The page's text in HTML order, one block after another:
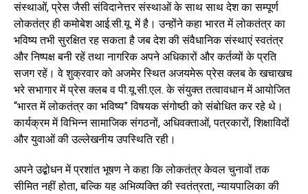
संस्थाओं, प्रेस जैसी संविदानेत्तर संस्थाओं के साथ साथ देश का सम्पूर्ण
लोकतंत्र ही कमोबेश आई.सी.यू. में है। उन्होंने कहा भारत में लोकतंत्र का
भविष्य तभी सुरक्षित रह सकता है जब देश की संवैधानिक संस्थाएं स्वतंत्र
और निष्पक्ष बनी रहें तथा नागरिक अपने अधिकारों और कर्तव्यों के प्रति
सजग रहें। वे शुक्रवार को अजमेर स्थित अजयमेरू प्रेस क्लब के खचाखच
भरे सभागार में प्रेस क्लब व पी.यू.सी.एल. के संयुक्त तत्वावधान में आयोजित
“भारत में लोकतंत्र का भविष्य” विषयक संगोष्ठी को संबोधित कर रहे थे।
कार्यक्रम में विभिन्न सामाजिक संगठनों, अधिवक्ताओं, पत्रकारों, शिक्षाविदों
और युवाओं की उल्लेखनीय उपस्थिति रही।
अपने उद्बोधन में प्रशांत भूषण ने कहा कि लोकतंत्र केवल चुनावों तक
सीमित नहीं होता, बल्कि यह अभिव्यक्ति की स्वतंत्रता, न्यायपालिका की